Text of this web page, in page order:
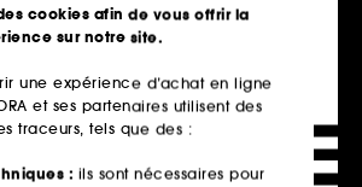
Crème Visage et corps
12,50€ /100ml
cookies afin de vous offrir la
sur notre site.
une expérience d’achat en ligne
et ses partenaires utilisent des
traceurs, tels que des :
: ils sont nécessaires pour